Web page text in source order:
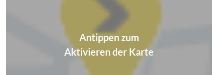
Antippen zum
Aktivieren der Karte